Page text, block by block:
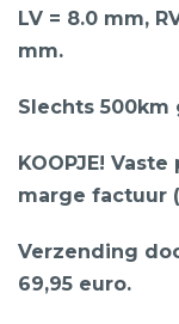
LV = 8.0 mm,
mm.
Slechts 500km
KOOPJE!
marge factuur
Verzending
69,95 euro.